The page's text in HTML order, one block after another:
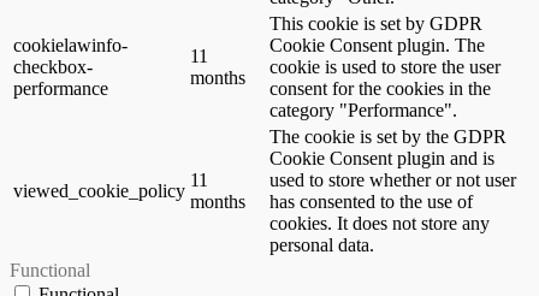
cookielawinfo-
checkbox-
performance
11
months
This cookie is set by GDPR
Cookie Consent plugin. The
cookie is used to store the user
consent for the cookies in the
category "Performance".
viewed_cookie_policy
11
months
The cookie is set by the GDPR
Cookie Consent plugin and is
used to store whether or not user
has consented to the use of
cookies. It does not store any
personal data.
Functional